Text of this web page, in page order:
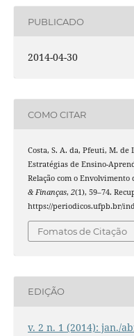
PUBLICADO
2014-04-30
COMO CITAR
Costa, S. A. da, Pfeuti, M. de
Estratégias de Ensino-
Relação com o Envolvimento
& Finanças, 2(1), 59–74.
https://periodicos.ufpb.br/
Fomatos de Citação
EDIÇÃO
v. 2 n. 1 (2014): jan./